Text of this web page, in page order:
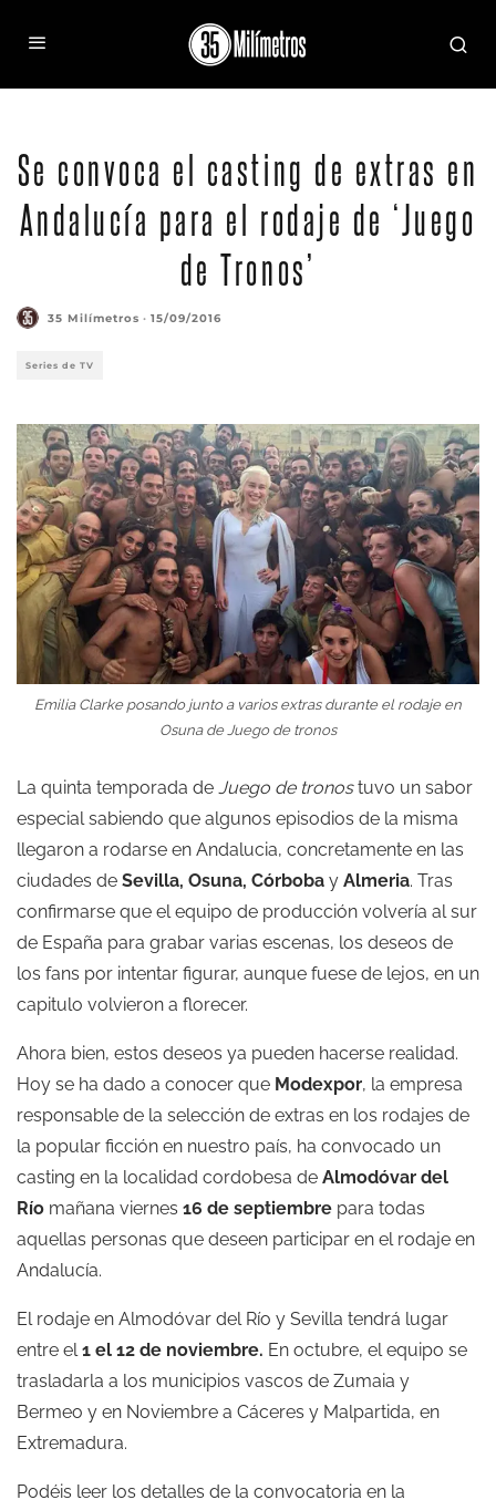
Se convoca el casting de extras en
Andalucía para el rodaje de ‘Juego
de Tronos’
35 Milímetros · 15/09/2016
Series de TV
Emilia Clarke posando junto a varios extras durante el rodaje en
Osuna deJuego de tronos
La quinta temporada de Juego de tronostuvo un sabor
especial sabiendo que algunos episodios de la misma
llegaron a rodarse en Andalucia, concretamente en las
ciudades de Sevilla, Osuna, Córboba y Almeria. Tras
confirmarse que el equipo de producción volvería al sur
de España para grabar varias escenas, los deseos de
los fans por intentar figurar, aunque fuese de lejos, en un
capitulo volvieron a florecer.
Ahora bien, estos deseos ya pueden hacerse realidad.
Hoy se ha dado a conocer que Modexpor, la empresa
responsable de la selección de extras en los rodajes de
la popular ficción en nuestro país, ha convocado un
casting en la localidad cordobesa de Almodóvar del
Río mañana viernes 16 de septiembre para todas
aquellas personas que deseen participar en el rodaje en
Andalucía.
El rodaje en Almodóvar del Río y Sevilla tendrá lugar
entre el1 el 12 de noviembre. En octubre, el equipo se
trasladarla a los municipios vascos de Zumaia y
Bermeo y en Noviembre a Cáceres y Malpartida, en
Extremadura.
Podéis leer los detalles de la convocatoria en la